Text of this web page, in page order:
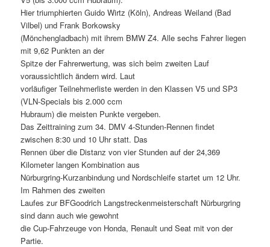
Hier triumphierten Guido Wirtz (Köln), Andreas Weiland (Bad
Vilbel) und Frank Borkowsky
(Mönchengladbach) mit ihrem BMW Z4. Alle sechs Fahrer liegen
mit 9,62 Punkten an der
Spitze der Fahrerwertung, was sich beim zweiten Lauf
voraussichtlich ändern wird. Laut
vorläufiger Teilnehmerliste werden in den Klassen V5 und SP3
(VLN-Specials bis 2.000 ccm
Hubraum) die meisten Punkte vergeben.
Das Zeittraining zum 34. DMV 4-Stunden-Rennen findet
zwischen 8:30 und 10 Uhr statt. Das
Rennen über die Distanz von vier Stunden auf der 24,369
Kilometer langen Kombination aus
Nürburgring-Kurzanbindung und Nordschleife startet um 12 Uhr.
Im Rahmen des zweiten
Laufes zur BFGoodrich Langstreckenmeisterschaft Nürburgring
sind dann auch wie gewohnt
die Cup-Fahrzeuge von Honda, Renault und Seat mit von der
Partie.